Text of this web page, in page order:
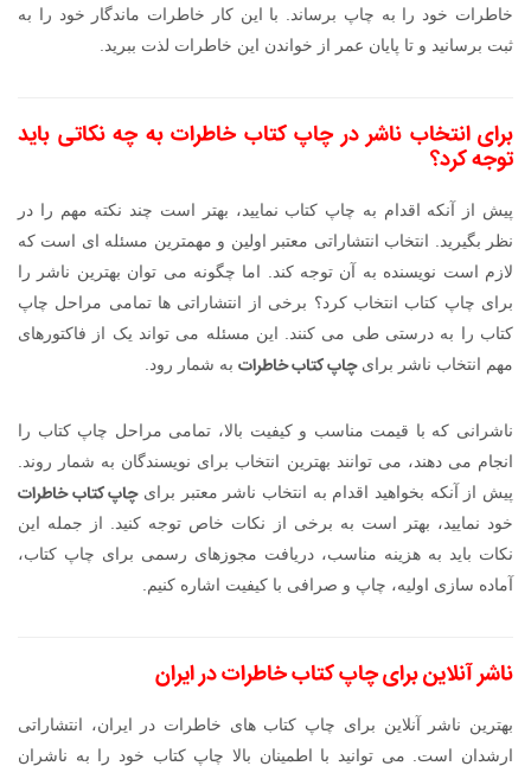
خاطرات خود را به چاپ برساند. با این کار خاطرات ماندگار خود را به
ثبت برسانید و تا پایان عمر از خواندن این خاطرات لذت ببرید.
برای انتخاب ناشر در چاپ کتاب خاطرات به چه نکاتی باید
توجه کرد؟
پیش از آنکه اقدام به چاپ کتاب نمایید، بهتر است چند نکته مهم را در
نظر بگیرید. انتخاب انتشاراتی معتبر اولین و مهمترین مسئله ای است که
لازم است نویسنده به آن توجه کند. اما چگونه می توان بهترین ناشر را
برای چاپ کتاب انتخاب کرد؟ برخی از انتشاراتی ها تمامی مراحل چاپ
کتاب را به درستی طی می کنند. این مسئله می تواند یک از فاکتورهای
مهم انتخاب ناشر برایچاپ کتاب خاطرات به شمار رود.
ناشرانی که با قیمت مناسب و کیفیت بالا، تمامی مراحل چاپ کتاب را
انجام می دهند، می توانند بهترین انتخاب برای نویسندگان به شمار روند.
پیش از آنکه بخواهید اقدام به انتخاب ناشر معتبر برایچاپ کتاب خاطرات
خود نمایید، بهتر است به برخی از نکات خاص توجه کنید. از جمله این
نکات باید به هزینه مناسب، دریافت مجوزهای رسمی برای چاپ کتاب،
آماده سازی اولیه، چاپ و صرافی با کیفیت اشاره کنیم.
ناشر آنلاین برای چاپ کتاب خاطرات در ایران
بهترین ناشر آنلاین برای چاپ کتاب های خاطرات در ایران، انتشاراتی
ارشدان است. می توانید با اطمینان بالا چاپ کتاب خود را به ناشران